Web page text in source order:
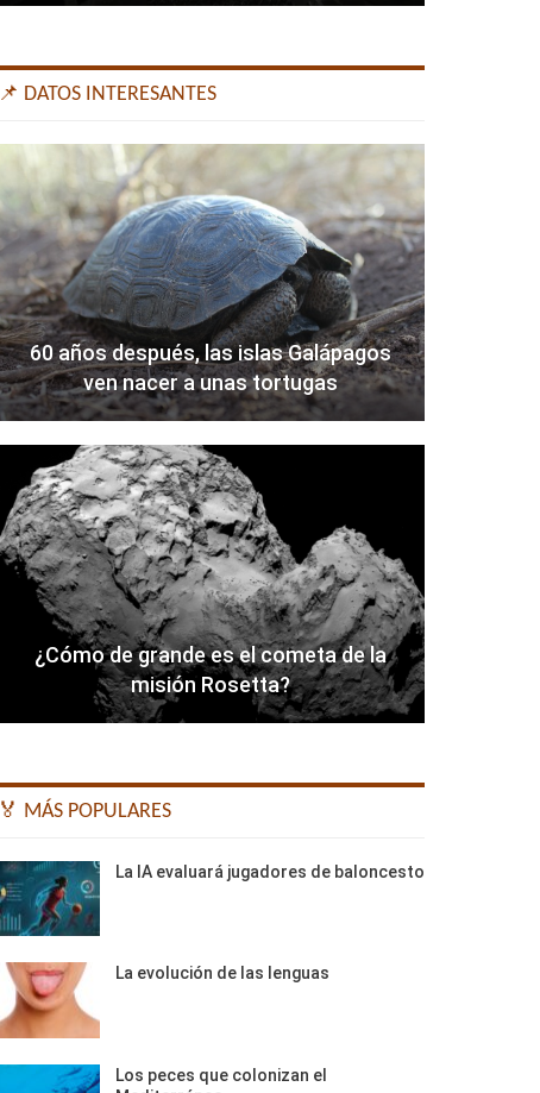
📌 DATOS INTERESANTES
60 años después, las islas Galápagos
ven nacer a unas tortugas
¿Cómo de grande es el cometa de la
misión Rosetta?
🏅 MÁS POPULARES
La IA evaluará jugadores de baloncesto
La evolución de las lenguas
Los peces que colonizan el